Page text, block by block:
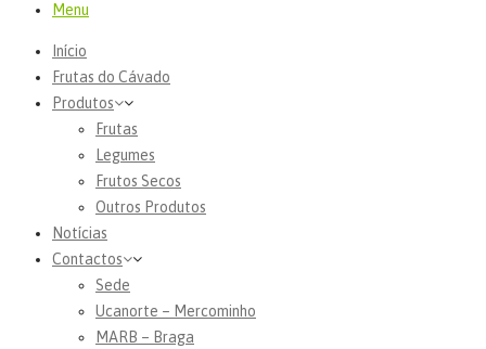
Menu
Início
Frutas do Cávado
Produtos
Frutas
Legumes
Frutos Secos
Outros Produtos
Notícias
Contactos
Sede
Ucanorte – Mercominho
MARB – Braga